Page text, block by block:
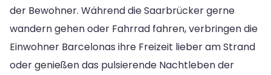
der Bewohner. Während die Saarbrücker gerne
wandern gehen oder Fahrrad fahren, verbringen die
Einwohner Barcelonas ihre Freizeit lieber am Strand
oder genießen das pulsierende Nachtleben der